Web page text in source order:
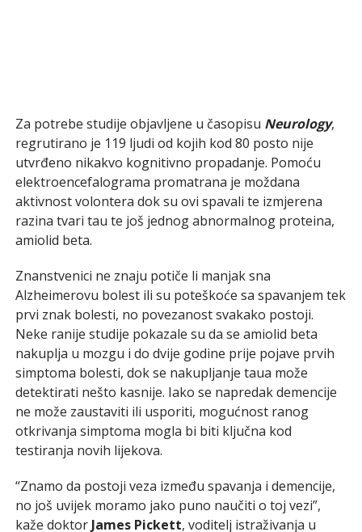
Za potrebe studije objavljene u časopisu Neurology,
regrutirano je 119 ljudi od kojih kod 80 posto nije
utvrđeno nikakvo kognitivno propadanje. Pomoću
elektroencefalograma promatrana je moždana
aktivnost volontera dok su ovi spavali te izmjerena
razina tvari tau te još jednog abnormalnog proteina,
amiolid beta.
Znanstvenici ne znaju potiče li manjak sna
Alzheimerovu bolest ili su poteškoće sa spavanjem tek
prvi znak bolesti, no povezanost svakako postoji.
Neke ranije studije pokazale su da se amiolid beta
nakuplja u mozgu i do dvije godine prije pojave prvih
simptoma bolesti, dok se nakupljanje taua može
detektirati nešto kasnije. Iako se napredak demencije
ne može zaustaviti ili usporiti, mogućnost ranog
otkrivanja simptoma mogla bi biti ključna kod
testiranja novih lijekova.
“Znamo da postoji veza između spavanja i demencije,
no još uvijek moramo jako puno naučiti o toj vezi”,
kaže doktor James Pickett, voditelj istraživanja u